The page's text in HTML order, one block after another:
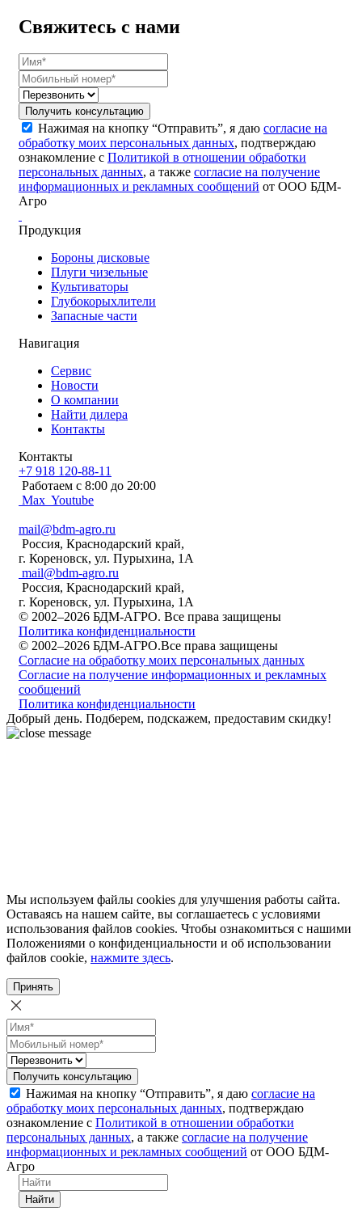
Свяжитесь с нами
Получить консультацию
Нажимая на кнопку “Отправить”, я даю согласие на
обработку моих персональных данных, подтверждаю
ознакомление с Политикой в отношении обработки
персональных данных, а также согласие на получение
информационных и рекламных сообщений от ООО БДМ-
Агро
Продукция
Бороны дисковые
Плуги чизельные
Культиваторы
Глубокорыхлители
Запасные части
Навигация
Сервис
Новости
О компании
Найти дилера
Контакты
Контакты
+7 918 120-88-11
Работаем c 8:00 до 20:00
Max Youtube
mail@bdm-agro.ru
Россия, Краснодарский край,
г. Кореновск, ул. Пурыхина, 1А
mail@bdm-agro.ru
Россия, Краснодарский край,
г. Кореновск, ул. Пурыхина, 1А
© 2002–2026 БДМ-АГРО. Все права защищены
Политика конфиденциальности
© 2002–2026 БДМ-АГРО.Все права защищены
Согласие на обработку моих персональных данных
Согласие на получение информационных и рекламных
сообщений
Политика конфиденциальности
Добрый день. Подберем, подскажем, предоставим скидку!
Мы используем файлы cookies для улучшения работы сайта.
Оставаясь на нашем сайте, вы соглашаетесь с условиями
использования файлов cookies. Чтобы ознакомиться с нашими
Положениями о конфиденциальности и об использовании
файлов cookie, нажмите здесь.
Принять
Получить консультацию
Нажимая на кнопку “Отправить”, я даю согласие на
обработку моих персональных данных, подтверждаю
ознакомление с Политикой в отношении обработки
персональных данных, а также согласие на получение
информационных и рекламных сообщений от ООО БДМ-
Агро
Найти